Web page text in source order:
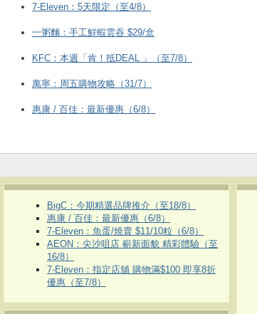
7-Eleven：5天限定（至4/8）
一粥麵：手工鮮蝦雲吞 $29/盒
KFC ：本週「肯！抵DEAL 」（至7/8）
萬寧：周五購物攻略（31/7）
惠康 / 百佳：最新優惠（6/8）
BigC：今期精選品牌推介（至18/8）
惠康 / 百佳：最新優惠（6/8）
7-Eleven：魚蛋/燒賣 $11/10粒（6/8）
AEON：尖沙咀店 嶄新面貌 精彩體驗（至
16/8）
7-Eleven：指定店舖 購物滿$100 即享8折
優惠（至7/8）